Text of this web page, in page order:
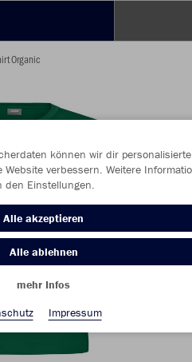
Organic
können wir dir personalisierte
verbessern. Weitere
den Einstellungen.
Alle akzeptieren
Alle ablehnen
mehr Infos
Impressum